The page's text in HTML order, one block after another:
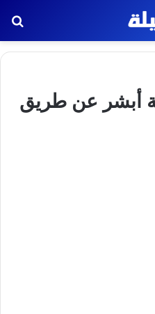
أبشر عن طريق